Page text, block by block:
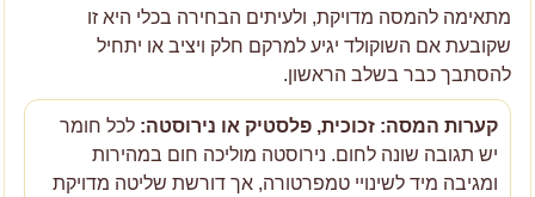
מתאימה להמסה מדויקת, ולעיתים הבחירה בכלי היא זו
שקובעת אם השוקולד יגיע למרקם חלק ויציב או יתחיל
להסתבך כבר בשלב הראשון.
קערות המסה: זכוכית, פלסטיק או נירוסטה: לכל חומר
יש תגובה שונה לחום. נירוסטה מוליכה חום במהירות
ומגיבה מיד לשינויי טמפרטורה, אך דורשת שליטה מדויקת